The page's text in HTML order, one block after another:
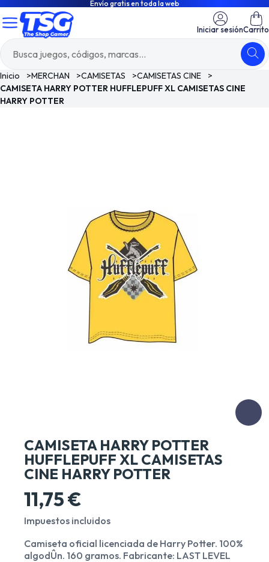
Envío gratis en toda la web
Iniciar sesiónCarrito
Inicio >MERCHAN >CAMISETAS >CAMISETAS CINE
>
CAMISETA HARRY POTTER HUFFLEPUFF XL CAMISETAS CINE
HARRY POTTER
CAMISETA HARRY POTTER
HUFFLEPUFF XL CAMISETAS
CINE HARRY POTTER
11,75 €
Impuestos incluidos
Camiseta oficial licenciada de Harry Potter. 100%
algodÛn. 160 gramos. Fabricante: LAST LEVEL